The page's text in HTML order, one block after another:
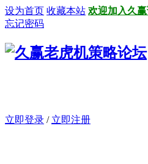
设为首页 收藏本站 欢迎加入久赢
忘记密码
立即登录 / 立即注册